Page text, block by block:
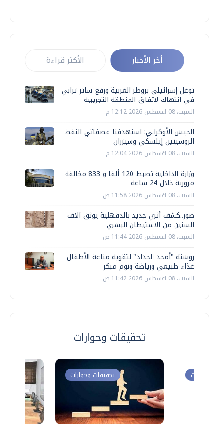
أخر الأخبار الأكثر قراءة
توغل إسرائيلي بزوطر الغربية ورفع ساتر ترابي
في انتهاك لاتفاق المنطقة التجريبية
السبت، 08 اغسطس 2026 12:12 م
الجيش الأوكراني: استهدفنا مصفاتي النفط
الروسيتين إيلسكي وسيزران
السبت، 08 اغسطس 2026 12:04 م
وزارة الداخلية تضبط 120 ألفا و 833 مخالفة
مرورية خلال 24 ساعة
السبت، 08 اغسطس 2026 11:58 ص
صور..كشف أثري جديد بالدقهلية يوثق آلاف
السنين من الاستيطان البشري
السبت، 08 اغسطس 2026 11:44 ص
روشتة "أمجد الحداد" لتقوية مناعة الأطفال:
غذاء طبيعي ورياضة ونوم مبكر
السبت، 08 اغسطس 2026 11:42 ص
تحقيقات وحوارات
تحقيقات وحوارات وحوارات